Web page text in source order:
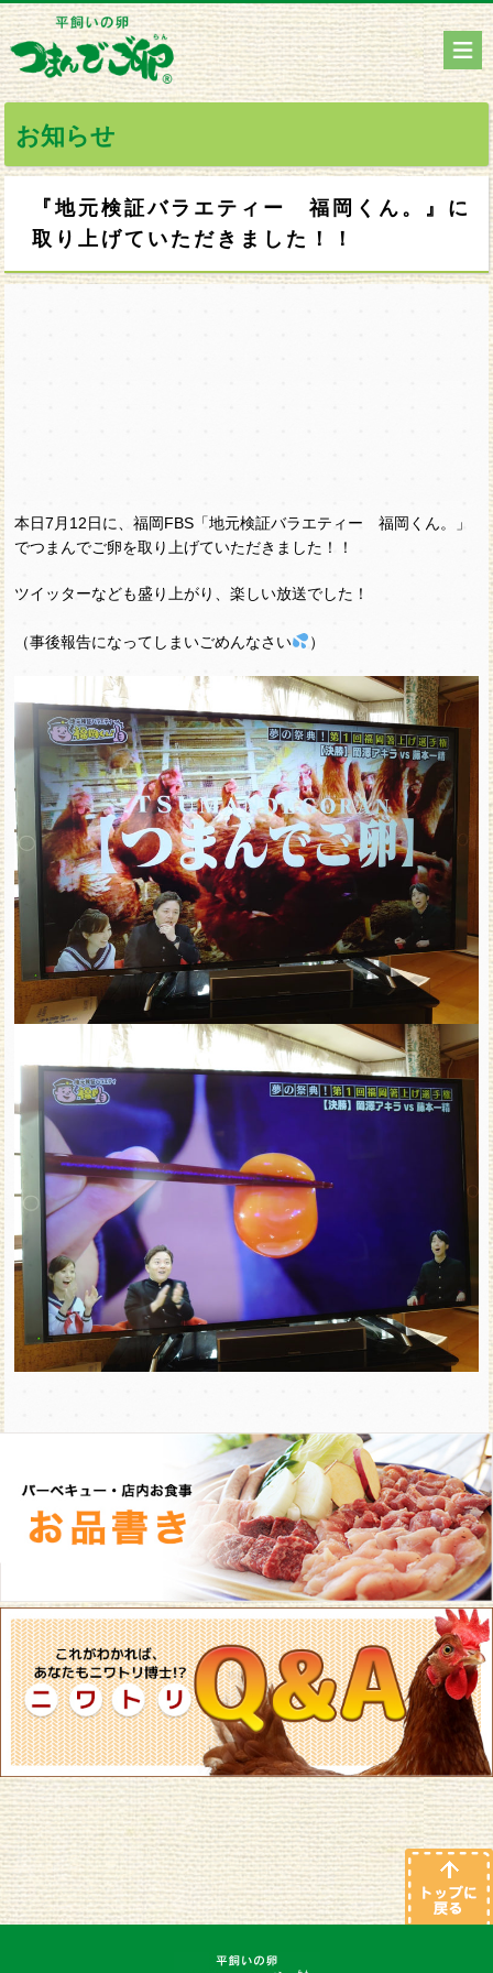
お知らせ
『地元検証バラエティー 福岡くん。』に
取り上げていただきました！！
本日7月12日に、福岡FBS「地元検証バラエティー 福岡くん。」
でつまんでご卵を取り上げていただきました！！
ツイッターなども盛り上がり、楽しい放送でした！
（事後報告になってしまいごめんなさい ）